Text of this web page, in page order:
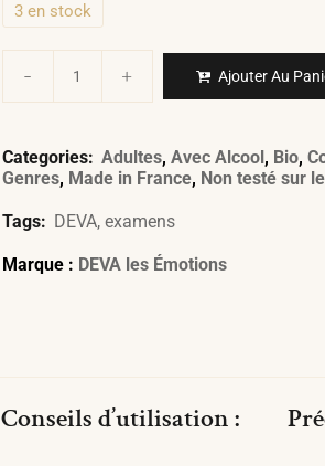
3 en stock
Ajouter Au
Categories: Adultes, Avec Alcool, Bio,
Genres, Made in France, Non testé sur
Tags: DEVA, examens
Marque : DEVA les Émotions
Conseils d’utilisation :